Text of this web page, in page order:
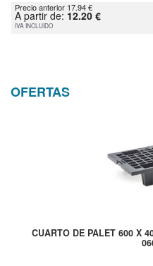
Precio anterior 17.94 €
A partir de: 12.20 €
IVA INCLUIDO
OFERTAS
CUARTO DE PALET 600 X